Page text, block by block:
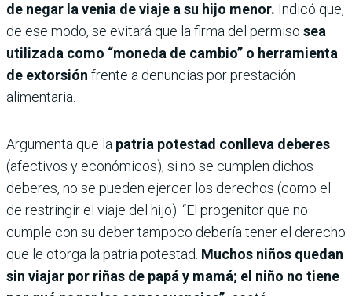
de negar la venia de viaje a su hijo menor. Indicó que,
de ese modo, se evitará que la firma del permiso sea
utilizada como “moneda de cambio” o herramienta
de extorsión frente a denuncias por prestación
alimentaria.
Argumenta que la patria potestad conlleva deberes
(afectivos y económicos); si no se cumplen dichos
deberes, no se pueden ejercer los derechos (como el
de restringir el viaje del hijo). “El progenitor que no
cumple con su deber tampoco debería tener el derecho
que le otorga la patria potestad. Muchos niños quedan
sin viajar por riñas de papá y mamá; el niño no tiene